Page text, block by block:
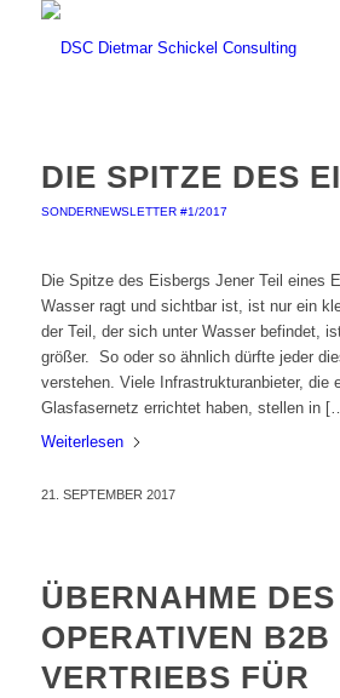
DIE SPITZE DES
SONDERNEWSLETTER #1/2017
Die Spitze des Eisbergs Jener Teil eines
Wasser ragt und sichtbar ist, ist nur ein
der Teil, der sich unter Wasser befindet,
größer. So oder so ähnlich dürfte jeder
verstehen. Viele Infrastrukturanbieter, die
Glasfasernetz errichtet haben, stellen in
Weiterlesen
21. SEPTEMBER 2017
ÜBERNAHME DES
OPERATIVEN
VERTRIEBS FÜR